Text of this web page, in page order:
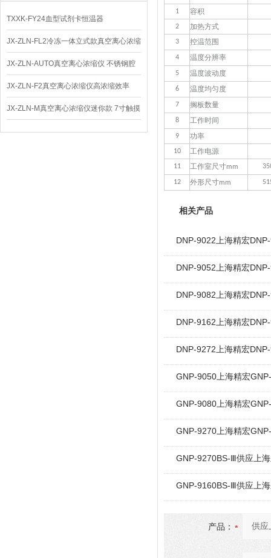
TXXK-FY24血型试剂卡恒温器
JX-ZLN-FL2冷冻一体立式款真空离心浓缩
仪 低温功能
JX-ZLN-AUTO真空离心浓缩仪 不锈钢腔
体
JX-ZLN-F2真空离心浓缩仪高浓缩效率
JX-ZLN-M真空离心浓缩仪迷你款 7寸触摸
屏
1 容积
2 加热方式
3 控温范围
4 温度分辨率
5 温度波动度
6 温度均匀度
7 搁板数量
8 工作时间
9 功率
10 工作电源
11 工作室尺寸mm
12 外形尺寸mm
相关产品
DNP-9022上海精宏
DNP-9052上海精宏
DNP-9082上海精宏
DNP-9162上海精宏
DNP-9272上海精宏
GNP-9050上海精宏
GNP-9080上海精宏
GNP-9270上海精宏
GNP-9270BS-Ⅲ供应上
GNP-9160BS-Ⅲ供应上
产品：